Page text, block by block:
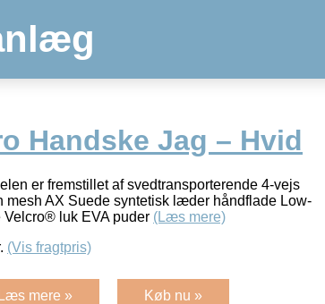
Handske Jag – Hvid
er fremstillet af svedtransporterende 4-vejs
mesh AX Suede syntetisk læder håndflade Low-
Velcro® luk EVA puder (Læs mere)
(Vis fragtpris)
Læs mere » Køb nu »